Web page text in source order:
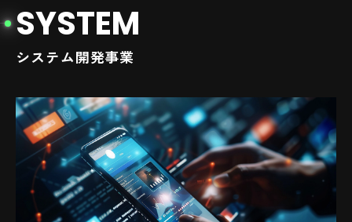
システム開発事業
SYSTEM